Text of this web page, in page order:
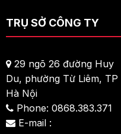
TRỤ SỞ CÔNG TY
29 ngõ 26 đường Huy
Du, phường Từ Liêm, TP
Hà Nội
Phone: 0868.383.371
E-mail :